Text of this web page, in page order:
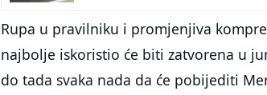
Rupa u pravilniku i promjenjiva
najbolje iskoristio će biti zatvorena u
do tada svaka nada da će pobijediti